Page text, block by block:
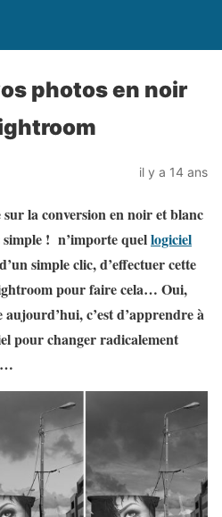
photos en noir
il y a 14 ans
la conversion en noir et blanc
! n’importe quellogiciel
simple clic, d’effectuer cette
pour faire cela… Oui,
aujourd’hui, c’est d’apprendre à
pour changer radicalement